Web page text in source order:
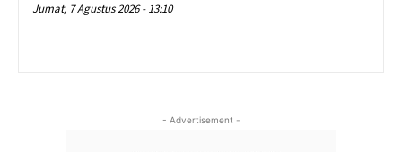
Jumat, 7 Agustus 2026 - 13:10
- Advertisement -